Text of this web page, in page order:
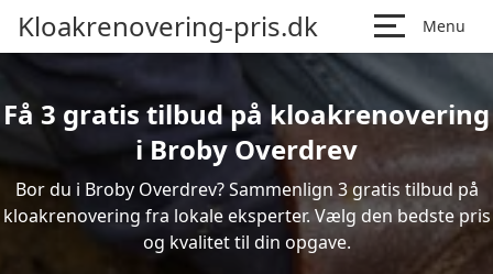
Kloakrenovering-pris.dk Menu
Få 3 gratis tilbud på kloakrenovering
i Broby Overdrev
Bor du i Broby Overdrev? Sammenlign 3 gratis tilbud på
kloakrenovering fra lokale eksperter. Vælg den bedste pris
og kvalitet til din opgave.